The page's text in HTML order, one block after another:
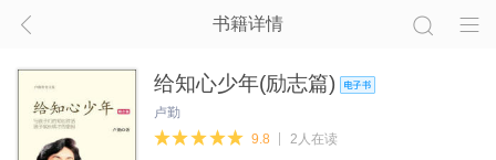
书籍详情
给知心少年(励志篇)
卢勤
9.8
2人在读